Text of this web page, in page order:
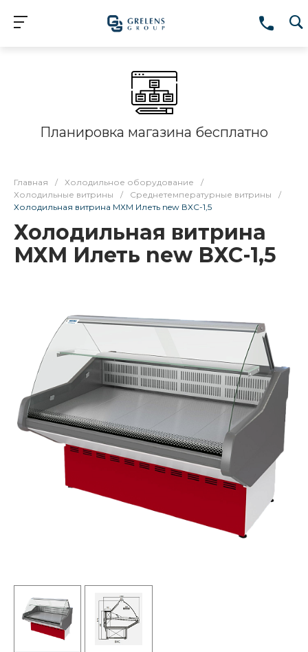
Планировка магазина бесплатно
Главная / Холодильное оборудование
/
Холодильные витрины
/ Среднетемпературные витрины
/
Холодильная витрина МХМ Илеть new ВХС-1,5
Холодильная витрина
МХМ Илеть new ВХС-1,5